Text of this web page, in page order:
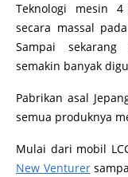
Teknologi mesin
secara massal
Sampai
semakin banyak
Pabrikan asal
semua produknya
Mulai dari mobil
New Venturer